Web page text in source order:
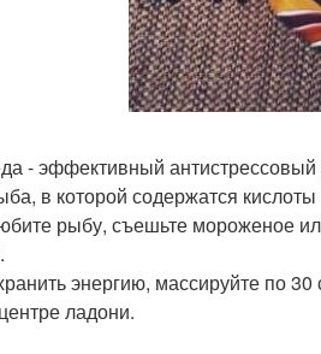
- эффективный
в которой содержатся
рыбу, съешьте мороженое
энергию, массируйте по
ладони.